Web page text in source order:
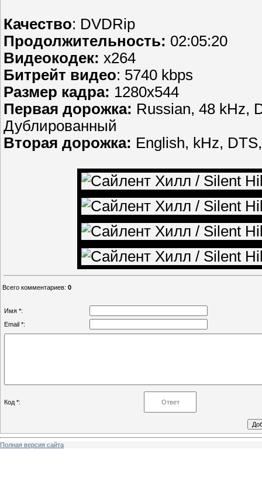
Качество: DVDRip
Продолжительность: 02:05:20
Видеокодек: x264
Битрейт видео: 5740 kbps
Размер кадра: 1280x544
Первая дорожка: Russian, 48 kHz,
Дублированный
Вторая дорожка: English, kHz,
Всего комментариев: 0
Имя *:
Email *:
Код *:
Полная версия сайта